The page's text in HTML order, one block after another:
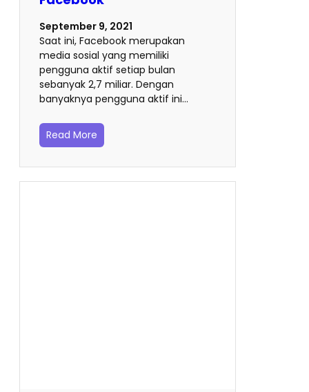
September 9, 2021
Saat ini, Facebook merupakan
media sosial yang memiliki
pengguna aktif setiap bulan
sebanyak 2,7 miliar. Dengan
banyaknya pengguna aktif ini…
Read More